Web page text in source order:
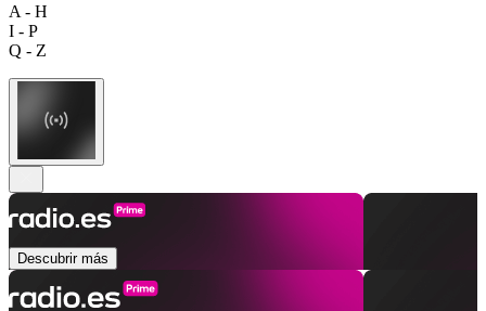
A - H
I - P
Q - Z
Descubrir más